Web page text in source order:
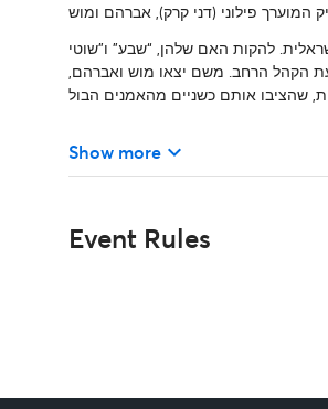
פילוני (דני קרק), אברהם ומוש
להקות האם שלהן, “שבע” ו”שוטי
הקהל הרחב. משם יצאו מוש ואברהם,
שהציבו אותם כשניים מהאמנים הבול
Show more keyboard_arrow_down
Event Rules